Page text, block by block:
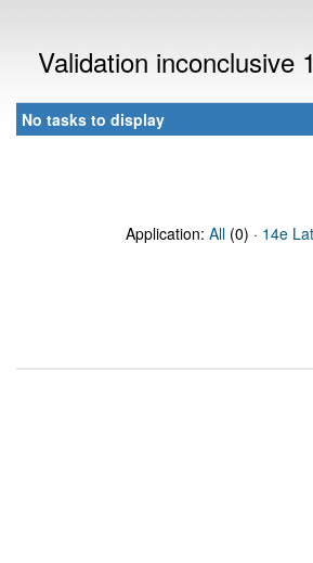
Validation inconclusive
No tasks to display
Application: All (0) · 14e